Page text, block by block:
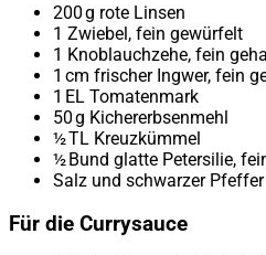
200 g rote Linsen
1 Zwiebel, fein gewürfelt
1 Knoblauchzehe, fein
1 cm frischer Ingwer, fein
1 EL Tomatenmark
50 g Kichererbsenmehl
½ TL Kreuzkümmel
½ Bund glatte Petersilie,
Salz und schwarzer Pfeffer
Für die Currysauce